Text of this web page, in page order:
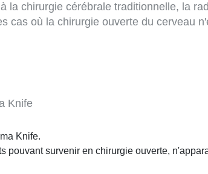
la chirurgie cérébrale traditionnelle, la
cas où la chirurgie ouverte du cerveau
Knife
Knife.
pouvant survenir en chirurgie ouverte,